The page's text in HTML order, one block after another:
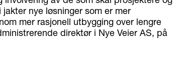
nye løsninger som er mer
mer rasjonell utbygging over lengre
direktør i Nye Veier AS, på